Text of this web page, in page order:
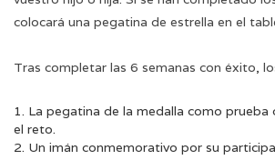
colocará una pegatina de estrella en el
Tras completar las 6 semanas con éxito,
La pegatina de la medalla como prueba
el reto.
Un imán conmemorativo por su